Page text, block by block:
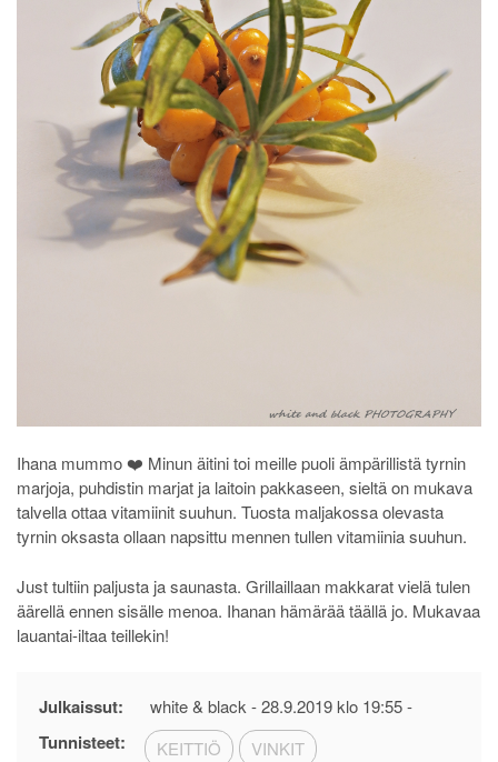
Ihana mummo ❤️ Minun äitini toi meille puoli ämpärillistä tyrnin
marjoja, puhdistin marjat ja laitoin pakkaseen, sieltä on mukava
talvella ottaa vitamiinit suuhun. Tuosta maljakossa olevasta
tyrnin oksasta ollaan napsittu mennen tullen vitamiinia suuhun.
Just tultiin paljusta ja saunasta. Grillaillaan makkarat vielä tulen
äärellä ennen sisälle menoa. Ihanan hämärää täällä jo. Mukavaa
lauantai-iltaa teillekin!
Julkaissut: white & black -28.9.2019 klo 19:55-
Tunnisteet: KEITTIÖ VINKIT